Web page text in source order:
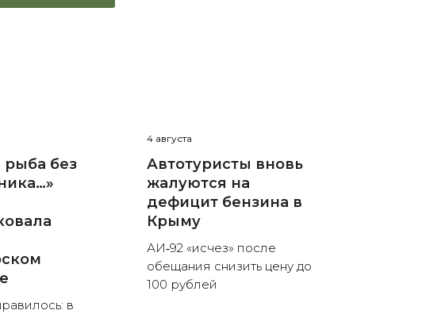
рыба без
в
4 августа
Автотуристы вновь
жалуются на
дефицит бензина в
Крыму
АИ‑92 «исчез» после
обещания снизить цену до
100 рублей